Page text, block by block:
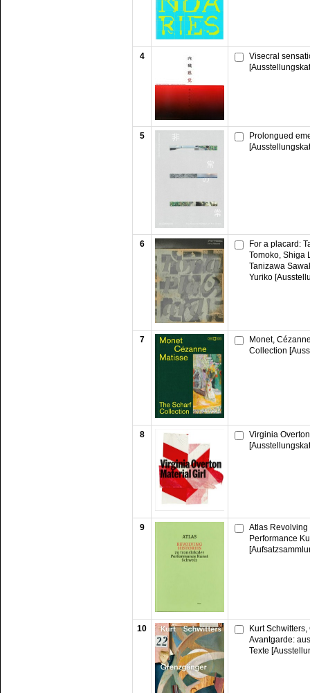
4
Visecral
5
Prolongued
6
For a placard:
Tomoko, Shiga
Tanizawa
Yuriko
7
Monet,
Collection
8
Virginia
9
Atlas
Performance
10
Kurt
Avantgarde:
Texte